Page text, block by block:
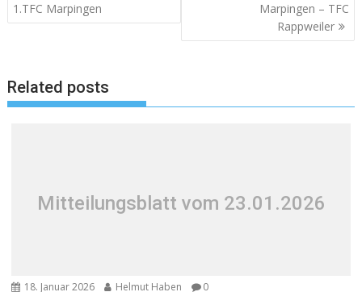
1.TFC Marpingen
Marpingen – TFC
Rappweiler
Related posts
Mitteilungsblatt vom 23.01.2026
18. Januar 2026 Helmut Haben 0